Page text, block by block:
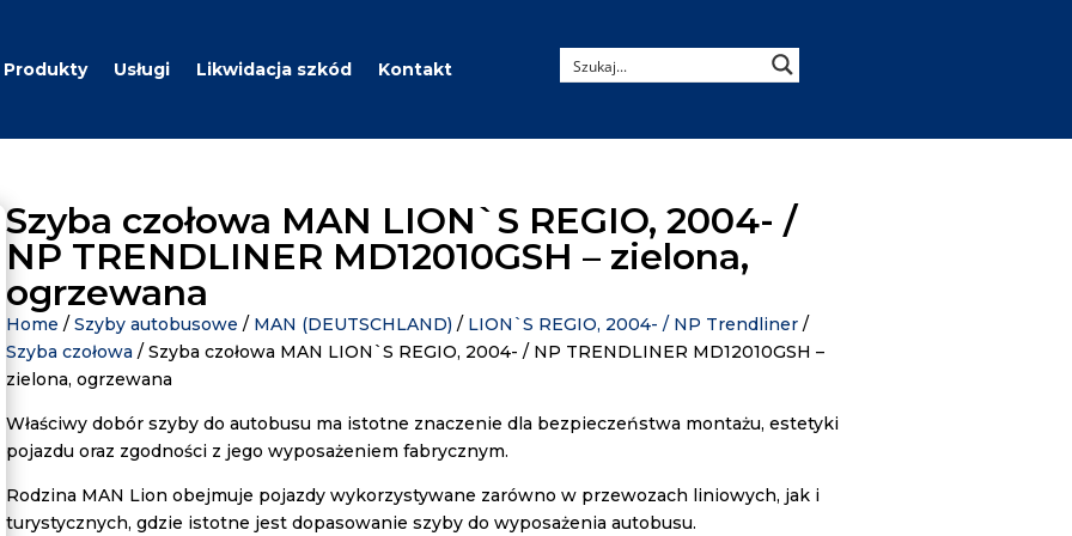
Produkty Usługi Likwidacja szkód Kontakt
Szyba czołowa MAN LION`S REGIO, 2004- /
NP TRENDLINER MD12010GSH – zielona,
ogrzewana
Home /Szyby autobusowe / MAN (DEUTSCHLAND) / LION`S REGIO, 2004- / NP Trendliner /
Szyba czołowa / Szyba czołowa MAN LION`S REGIO, 2004- / NP TRENDLINER MD12010GSH –
zielona, ogrzewana
Właściwy dobór szyby do autobusu ma istotne znaczenie dla bezpieczeństwa montażu, estetyki
pojazdu oraz zgodności z jego wyposażeniem fabrycznym.
Rodzina MAN Lion obejmuje pojazdy wykorzystywane zarówno w przewozach liniowych, jak i
turystycznych, gdzie istotne jest dopasowanie szyby do wyposażenia autobusu.